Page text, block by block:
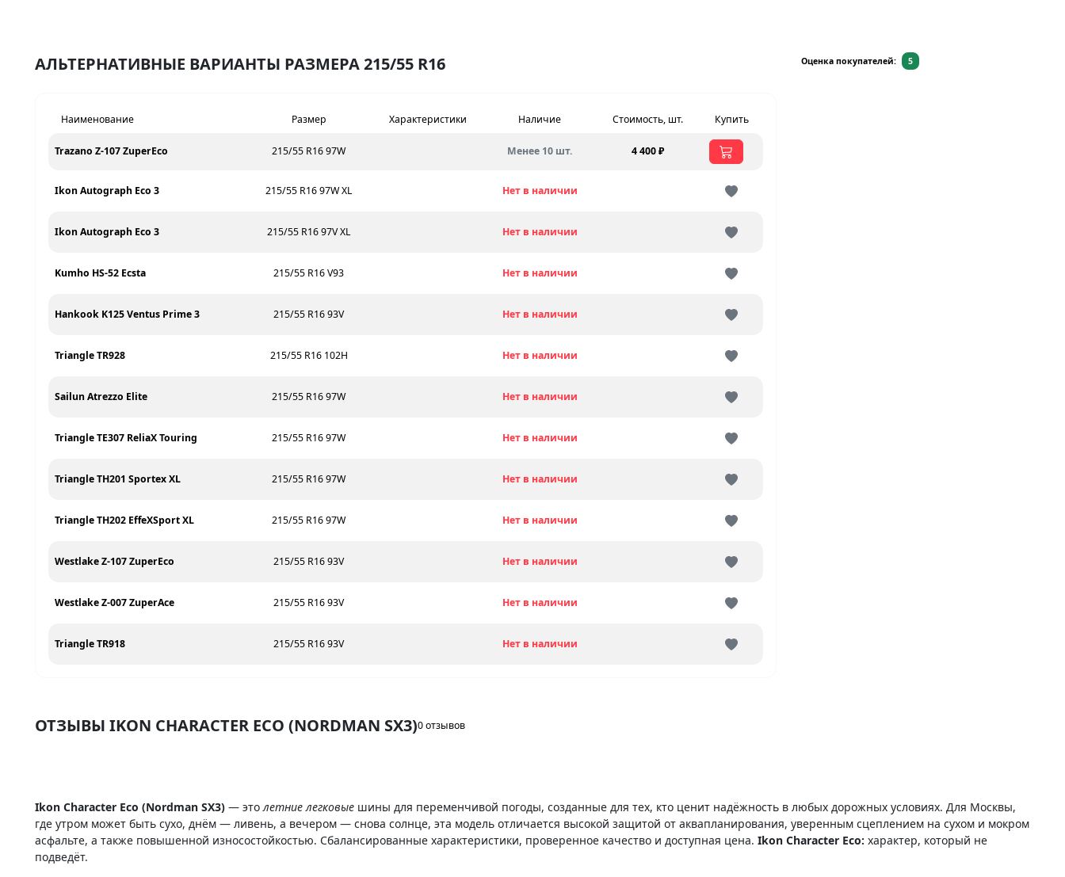
АЛЬТЕРНАТИВНЫЕ ВАРИАНТЫ РАЗМЕРА 215/55 R16
Наименование Размер Характеристики Наличие Стоимость, шт. Купить
Trazano Z-107 ZuperEco 215/55 R16 97W Менее 10 шт. 4 400 ₽
Ikon Autograph Eco 3 215/55 R16 97W XL Нет в наличии
Ikon Autograph Eco 3 215/55 R16 97V XL Нет в наличии
Kumho HS-52 Ecsta 215/55 R16 V93 Нет в наличии
Hankook K125 Ventus Prime 3 215/55 R16 93V Нет в наличии
Triangle TR928 215/55 R16 102H Нет в наличии
Sailun Atrezzo Elite 215/55 R16 97W Нет в наличии
Triangle TE307 ReliaX Touring 215/55 R16 97W Нет в наличии
Triangle TH201 Sportex XL 215/55 R16 97W Нет в наличии
Triangle TH202 EffeXSport XL 215/55 R16 97W Нет в наличии
Westlake Z-107 ZuperEco 215/55 R16 93V Нет в наличии
Westlake Z-007 ZuperAce 215/55 R16 93V Нет в наличии
Triangle TR918 215/55 R16 93V Нет в наличии
ОТЗЫВЫ IKON CHARACTER ECO (NORDMAN SX3)0 отзывов
Оценка покупателей: 5
Ikon Character Eco (Nordman SX3) — это летние легковые шины для переменчивой погоды, созданные для тех, кто ценит надёжность в любых дорожных условиях. Для Москвы,
где утром может быть сухо, днём — ливень, а вечером — снова солнце, эта модель отличается высокой защитой от аквапланирования, уверенным сцеплением на сухом и мокром
асфальте, а также повышенной износостойкостью. Сбалансированные характеристики, проверенное качество и доступная цена. Ikon Character Eco: характер, который не
подведёт.